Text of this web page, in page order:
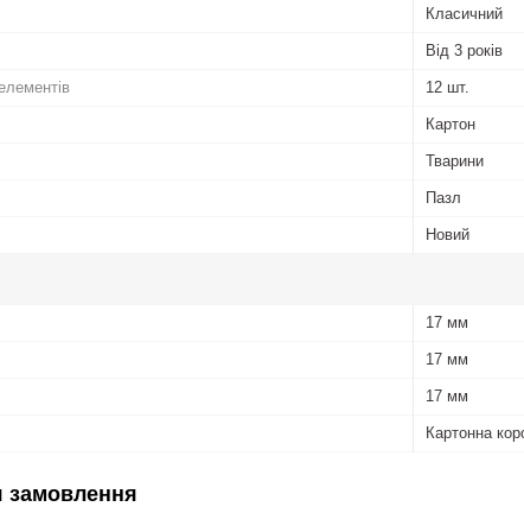
Класичний
Від 3 років
12 шт.
Картон
Тварини
Пазл
Новий
17 мм
17 мм
17 мм
Картонна
замовлення